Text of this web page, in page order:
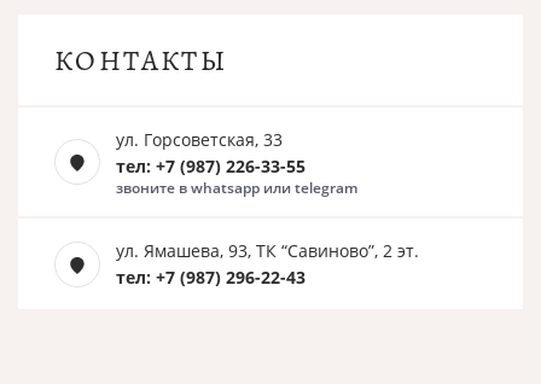
КОНТАКТЫ
ул. Горсоветская, 33
тел: +7 (987) 226-33-55
звоните в whatsapp или telegram
ул. Ямашева, 93, ТК “Савиново”, 2 эт.
тел: +7 (987) 296-22-43